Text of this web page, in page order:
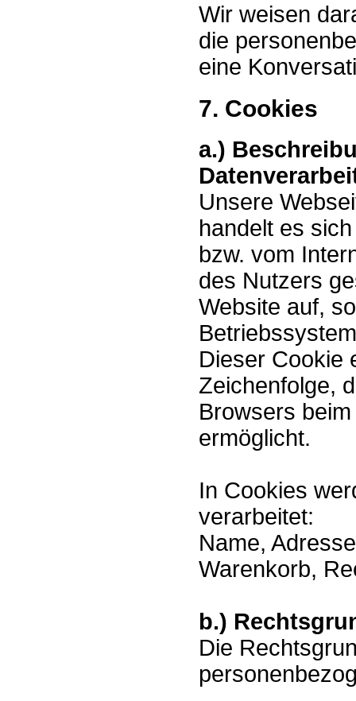
Wir weisen
die
eine
7. Cookies
a.)
Unsere
handelt es
bzw. vom
des Nutzers
Website auf,
Dieser Cookie
Zeichenfolge,
Browsers
ermöglicht.
In Cookies
verarbeitet:
Name,
Warenkorb,
b.)
Die